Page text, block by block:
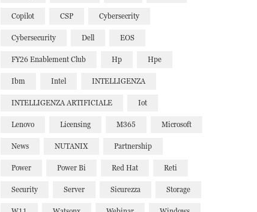
Copilot CSP Cybersecrity
Cybersecurity Dell EOS
FY26 Enablement Club Hp Hpe
Ibm Intel INTELLIGENZA
INTELLIGENZA ARTIFICIALE Iot
Lenovo Licensing M365 Microsoft
News NUTANIX Partnership
Power Power Bi Red Hat Reti
Security Server Sicurezza Storage